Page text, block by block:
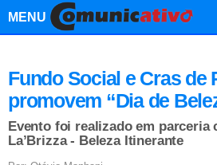
MENU
Fundo Social e Cras de
promovem “Dia de
Evento foi realizado em parceria
La’Brizza - Beleza Itinerante